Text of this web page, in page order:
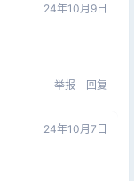
24年10月9日
举报 回复
24年10月7日